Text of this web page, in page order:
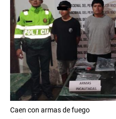
Caen con armas de fuego